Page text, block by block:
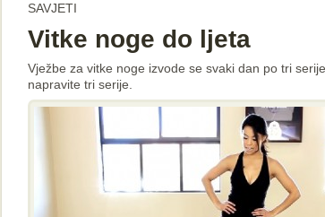
SAVJETI
Vitke noge do ljeta
Vježbe za vitke noge izvode se svaki dan po tri
napravite tri serije.